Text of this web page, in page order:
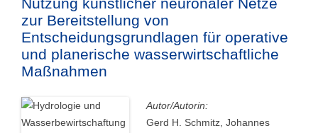
zur Bereitstellung von
Entscheidungsgrundlagen für operative
und planerische wasserwirtschaftliche
Maßnahmen
Autor/Autorin:
Gerd H. Schmitz, Johannes